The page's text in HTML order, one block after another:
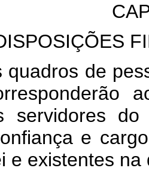
quadros de
servidores
e
e existentes